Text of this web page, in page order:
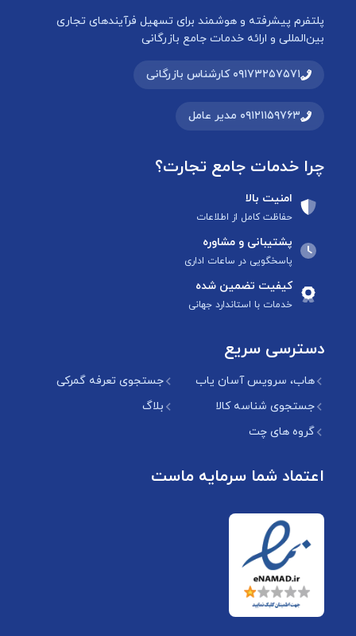
پلتفرم پیشرفته و هوشمند برای تسهیل فرآیندهای تجاری
بین‌المللی و ارائه خدمات جامع بازرگانی
۰۹۱۷۳۲۵۷۵۷۱ کارشناس بازرگانی
۰۹۱۲۱۱۵۹۷۶۳ مدیر عامل
چرا خدمات جامع تجارت؟
امنیت بالا
حفاظت کامل از اطلاعات
پشتیبانی و مشاوره
پاسخگویی در ساعات اداری
کیفیت تضمین شده
خدمات با استاندارد جهانی
دسترسی سریع
هاب، سرویس آسان یاب
جستجوی تعرفه گمرکی
جستجوی شناسه کالا
بلاگ
گروه های چت
اعتماد شما سرمایه ماست